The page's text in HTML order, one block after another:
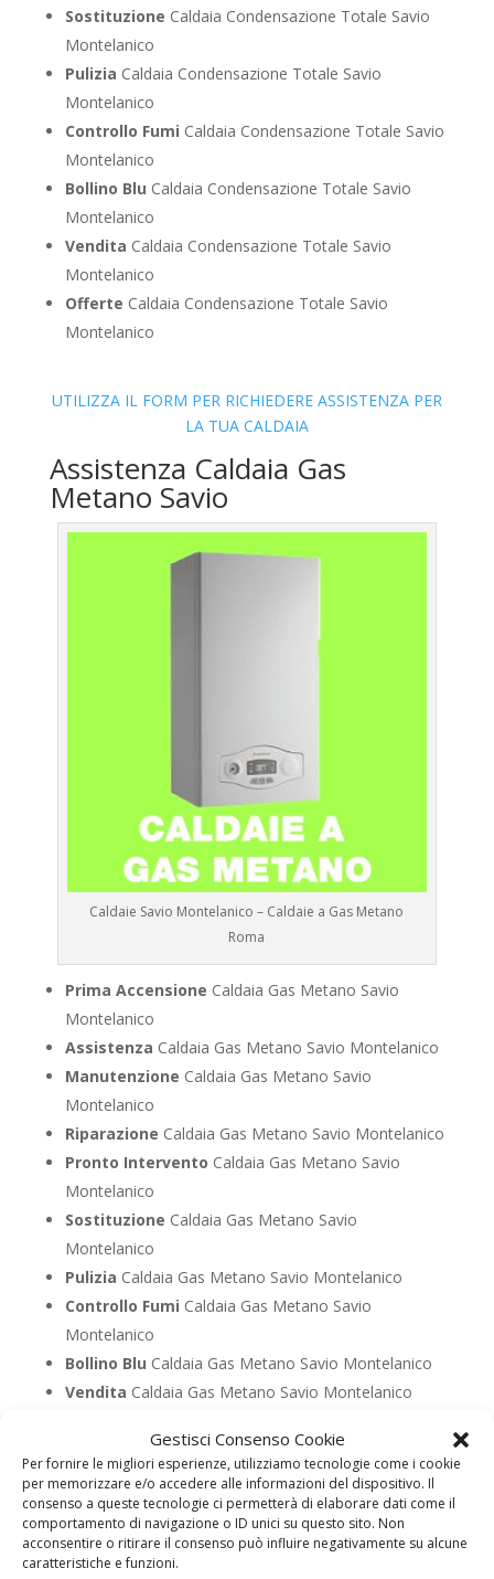
Gestisci Consenso Cookie
Per fornire le migliori esperienze, utilizziamo tecnologie come i cookie
per memorizzare e/o accedere alle informazioni del dispositivo. Il
consenso a queste tecnologie ci permetterà di elaborare dati come il
comportamento di navigazione o ID unici su questo sito. Non
acconsentire o ritirare il consenso può influire negativamente su alcune
caratteristiche e funzioni.
Sostituzione Caldaia Condensazione Totale Savio
Montelanico
Pulizia Caldaia Condensazione Totale Savio
Montelanico
Controllo Fumi Caldaia Condensazione Totale Savio
Montelanico
Bollino Blu Caldaia Condensazione Totale Savio
Montelanico
Vendita Caldaia Condensazione Totale Savio
Montelanico
Offerte Caldaia Condensazione Totale Savio
Montelanico
UTILIZZA IL FORM PER RICHIEDERE ASSISTENZA PER
LA TUA CALDAIA
Assistenza Caldaia Gas
Metano Savio
Caldaie Savio Montelanico – Caldaie a Gas Metano
Roma
Prima Accensione Caldaia Gas Metano Savio
Montelanico
Assistenza Caldaia Gas Metano Savio Montelanico
Manutenzione Caldaia Gas Metano Savio
Montelanico
Riparazione Caldaia Gas Metano Savio Montelanico
Pronto Intervento Caldaia Gas Metano Savio
Montelanico
Sostituzione Caldaia Gas Metano Savio
Montelanico
Pulizia Caldaia Gas Metano Savio Montelanico
Controllo Fumi Caldaia Gas Metano Savio
Montelanico
Bollino Blu Caldaia Gas Metano Savio Montelanico
Vendita Caldaia Gas Metano Savio Montelanico
UTILIZZA IL FORM PER RICHIEDERE ASSISTENZA PER
LA TUA CALDAIA
Assistenza Caldaia Gasolio